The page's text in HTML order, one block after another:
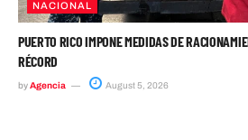
NACIONAL
PUERTO RICO IMPONE MEDIDAS DE
RÉCORD
byAgencia August 5, 2026